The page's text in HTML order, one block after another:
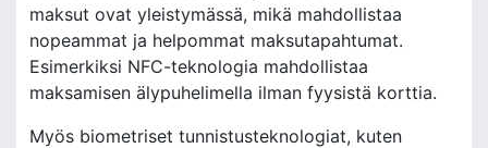
maksut ovat yleistymässä, mikä mahdollistaa
nopeammat ja helpommat maksutapahtumat.
Esimerkiksi NFC-teknologia mahdollistaa
maksamisen älypuhelimella ilman fyysistä korttia.
Myös biometriset tunnistusteknologiat, kuten